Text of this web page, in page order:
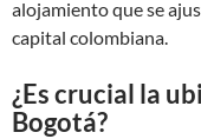
alojamiento que se
capital colombiana.
¿Es crucial la
Bogotá?